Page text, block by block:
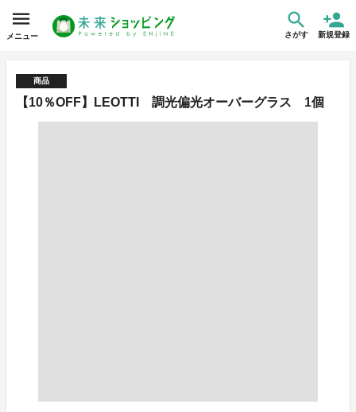
メニュー さがす 新規登録
商品
【10％OFF】LEOTTI 調光偏光オーバーグラス 1個